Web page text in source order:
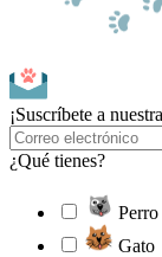
¡Suscríbete a
¿Qué tienes?
Perro
Gato